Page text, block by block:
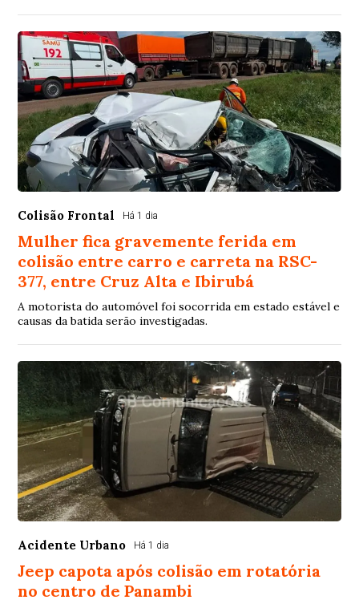
Colisão Frontal Há 1 dia
Mulher fica gravemente ferida em
colisão entre carro e carreta na RSC-
377, entre Cruz Alta e Ibirubá
A motorista do automóvel foi socorrida em estado estável e
causas da batida serão investigadas.
Acidente Urbano Há 1 dia
Jeep capota após colisão em rotatória
no centro de Panambi